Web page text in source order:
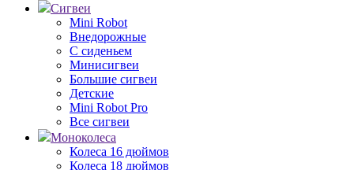
Сигвеи
Mini Robot
Внедорожные
С сиденьем
Минисигвеи
Большие сигвеи
Детские
Mini Robot Pro
Все сигвеи
Моноколеса
Колеса 16 дюймов
Колеса 18 дюймов